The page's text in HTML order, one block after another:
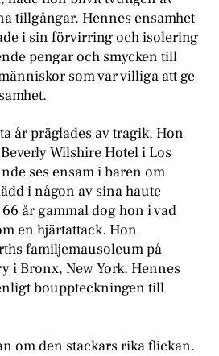
tillgångar. Hennes ensamhet
i sin förvirring och isolering
pengar och smycken till
som var villiga att ge
år präglades av tragik. Hon
Wilshire Hotel i Los
ses ensam i baren om
i någon av sina haute
år gammal dog hon i vad
en hjärtattack. Hon
familjemausoleum på
i Bronx, New York. Hennes
bouppteckningen till
om den stackars rika flickan.